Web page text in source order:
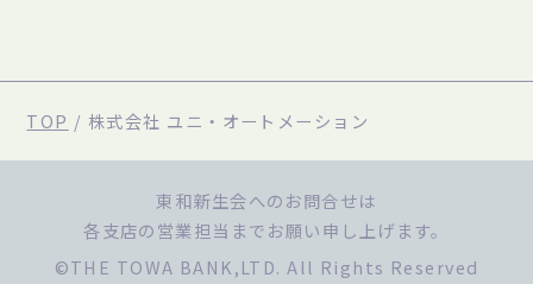
TOP / 株式会社 ユニ・オートメーション
東和新生会へのお問合せは
各支店の営業担当までお願い申し上げます。
©THE TOWA BANK,LTD. All Rights Reserved